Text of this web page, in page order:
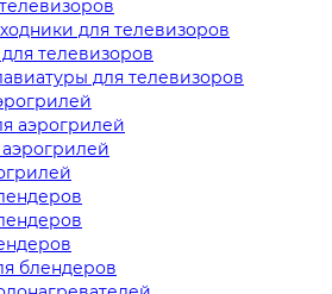
для телевизоров
телевизоров
для телевизоров
аэрогрилей
блендеров